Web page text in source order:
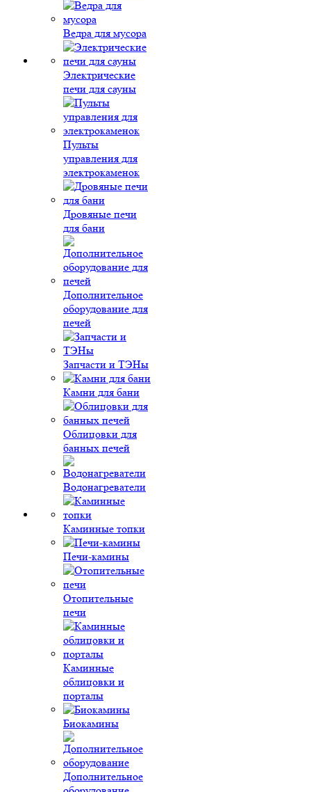
Ведра для мусора
Электрические
печи для сауны
Пульты
управления для
электрокаменок
Дровяные печи
для бани
Дополнительное
оборудование для
печей
Запчасти и ТЭНы
Камни для бани
Облицовки для
банных печей
Водонагреватели
Каминные топки
Печи-камины
Отопительные
печи
Каминные
облицовки и
порталы
Биокамины
Дополнительное